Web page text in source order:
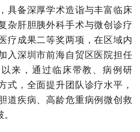
具备深厚学术造诣与丰富临床
杂肝胆胰外科手术与微创诊疗
疗成果二等奖两项，在区域内
入深圳市前海自贸区医院担任
来，通过临床带教、病例研
式，全面提升团队诊疗水平，
道疾病、高龄危重病例微创救